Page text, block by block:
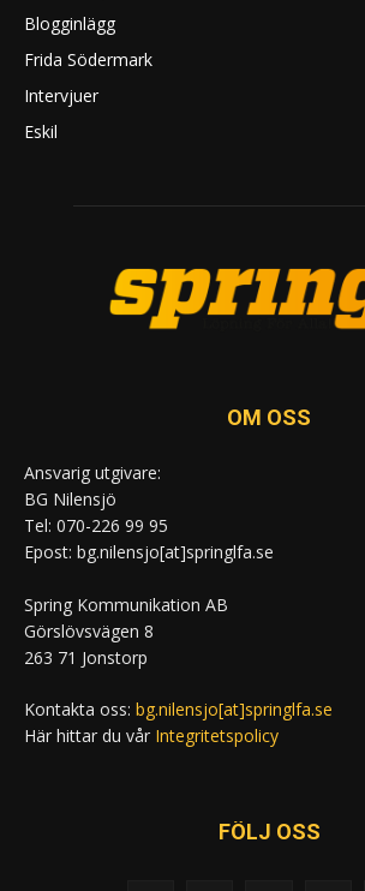
Blogginlägg
Frida Södermark
Intervjuer
Eskil
OM OSS
Ansvarig utgivare:
BG Nilensjö
Tel: 070-226 99 95
Epost: bg.nilensjo[at]springlfa.se
Spring Kommunikation AB
Görslövsvägen 8
263 71 Jonstorp
Kontakta oss: bg.nilensjo[at]springlfa.se
Här hittar du vår Integritetspolicy
FÖLJ OSS